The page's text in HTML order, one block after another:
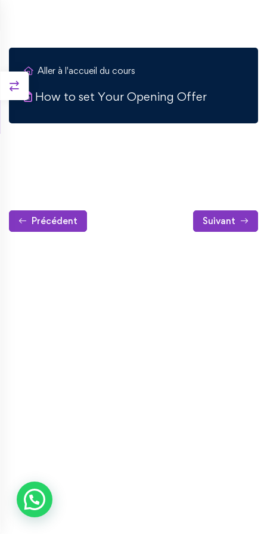
Aller à l'accueil du cours
How to set Your Opening Offer
Précédent Suivant